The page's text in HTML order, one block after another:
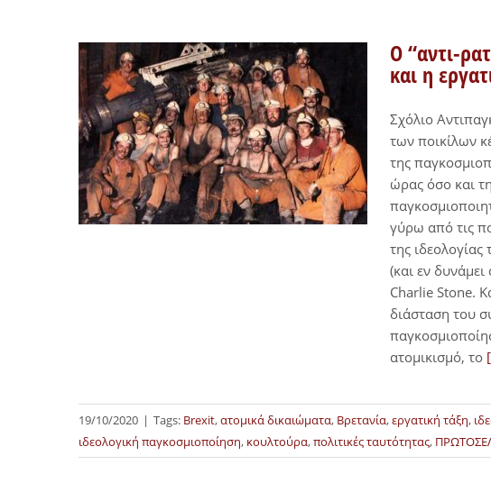
Ο “αντι-
και η
Σχόλιο
των ποικίλων
της
ώρας όσο και
γύρω από τις
της
(και εν
Charlie Stone.
διάσταση του
ατομικισμό, το
19/10/2020 | Tags: Brexit,ατομικά δικαιώματα, Βρετανία,εργατική τάξη,
ιδεολογική παγκοσμιοποίηση, κουλτούρα,πολιτικές ταυτότητας,